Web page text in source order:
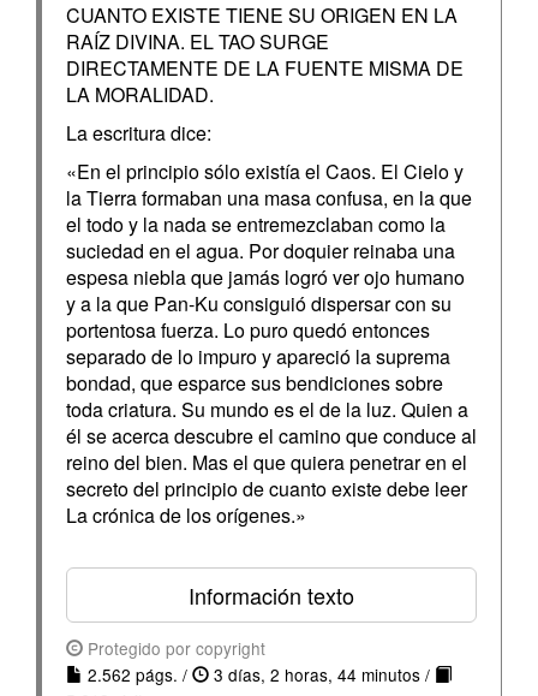
CUANTO EXISTE TIENE SU ORIGEN EN LA
RAÍZ DIVINA. EL TAO SURGE
DIRECTAMENTE DE LA FUENTE MISMA DE
LA MORALIDAD.
La escritura dice:
«En el principio sólo existía el Caos. El Cielo y
la Tierra formaban una masa confusa, en la que
el todo y la nada se entremezclaban como la
suciedad en el agua. Por doquier reinaba una
espesa niebla que jamás logró ver ojo humano
y a la que Pan-Ku consiguió dispersar con su
portentosa fuerza. Lo puro quedó entonces
separado de lo impuro y apareció la suprema
bondad, que esparce sus bendiciones sobre
toda criatura. Su mundo es el de la luz. Quien a
él se acerca descubre el camino que conduce al
reino del bien. Mas el que quiera penetrar en el
secreto del principio de cuanto existe debe leer
La crónica de los orígenes.»
Información texto
Protegido por copyright
2.562 págs. /
3 días, 2 horas, 44 minutos /